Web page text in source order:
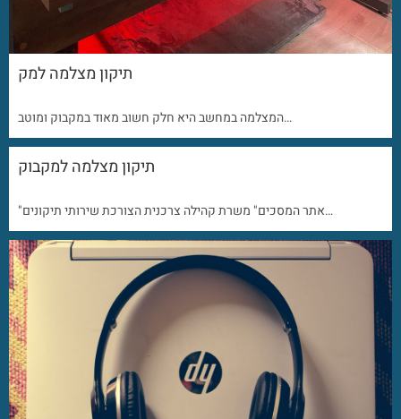
תיקון מצלמה למק
המצלמה במחשב היא חלק חשוב מאוד במקבוק ומוטב…
תיקון מצלמה למקבוק
"אתר המסכים" משרת קהילה צרכנית הצורכת שירותי תיקונים…